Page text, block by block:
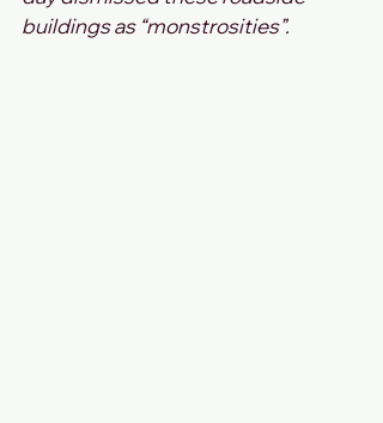
buildings as “monstrosities”.